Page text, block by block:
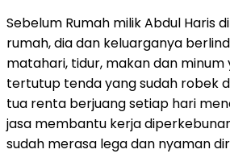
Sebelum Rumah milik Abdul Haris
rumah, dia dan keluarganya
matahari, tidur, makan dan minum
tertutup tenda yang sudah robek
tua renta berjuang setiap hari
jasa membantu kerja
sudah merasa lega dan nyaman